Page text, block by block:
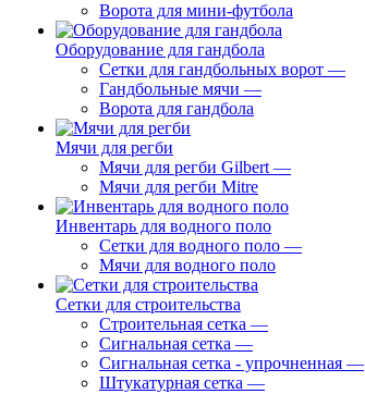
Ворота для мини-футбола
Оборудование для гандбола
Сетки для гандбольных ворот —
Гандбольные мячи —
Ворота для гандбола
Мячи для регби
Мячи для регби Gilbert —
Мячи для регби Mitre
Инвентарь для водного поло
Сетки для водного поло —
Мячи для водного поло
Сетки для строительства
Строительная сетка —
Сигнальная сетка —
Сигнальная сетка - упрочненная —
Штукатурная сетка —